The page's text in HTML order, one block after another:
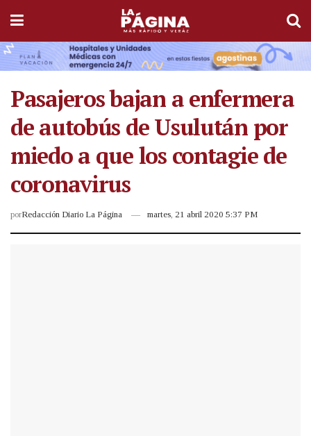
Pasajeros bajan a enfermera
de autobús de Usulután por
miedo a que los contagie de
coronavirus
porRedacción Diario La Página martes, 21 abril 2020 5:37 PM